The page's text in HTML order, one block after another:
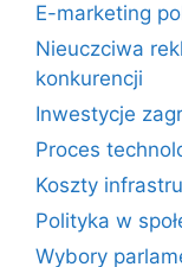
E-marketing
Nieuczciwa
konkurencji
Inwestycje
Proces
Koszty
Polityka w
Wybory